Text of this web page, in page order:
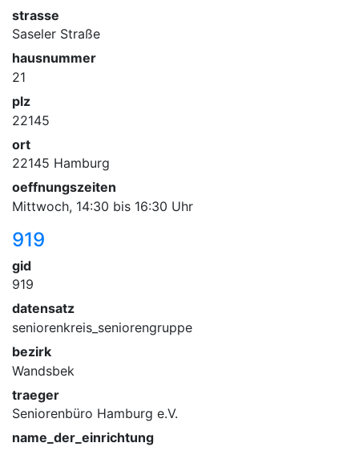
strasse
Saseler Straße
hausnummer
21
plz
22145
ort
22145 Hamburg
oeffnungszeiten
Mittwoch, 14:30 bis 16:30 Uhr
919
gid
919
datensatz
seniorenkreis_seniorengruppe
bezirk
Wandsbek
traeger
Seniorenbüro Hamburg e.V.
name_der_einrichtung